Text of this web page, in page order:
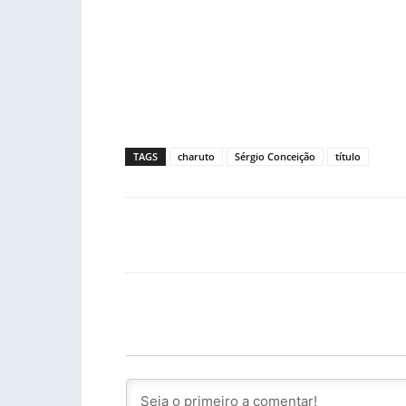
TAGS charuto Sérgio Conceição título